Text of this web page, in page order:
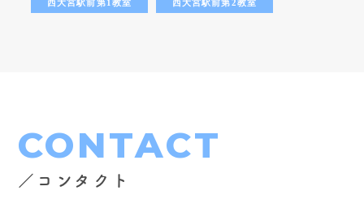
西大宮駅前第1教室 西大宮駅前第2教室
CONTACT
／コンタクト